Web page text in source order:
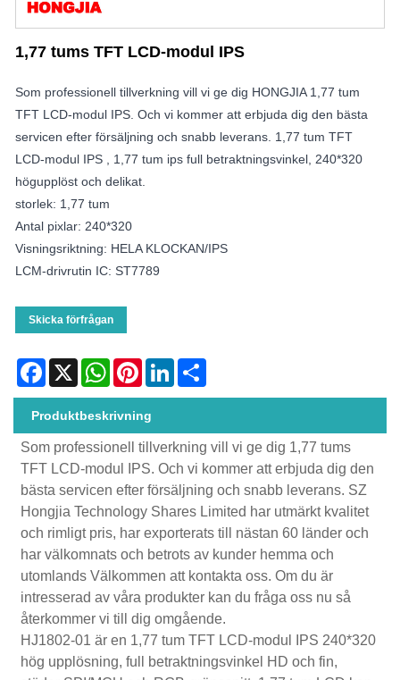
1,77 tums TFT LCD-modul IPS
Som professionell tillverkning vill vi ge dig HONGJIA 1,77 tum
TFT LCD-modul IPS. Och vi kommer att erbjuda dig den bästa
servicen efter försäljning och snabb leverans. 1,77 tum TFT
LCD-modul IPS , 1,77 tum ips full betraktningsvinkel, 240*320
högupplöst och delikat.
storlek: 1,77 tum
Antal pixlar: 240*320
Visningsriktning: HELA KLOCKAN/IPS
LCM-drivrutin IC: ST7789
Skicka förfrågan
Facebook
X WhatsAppPinterestLinkedIn
Produktbeskrivning
Som professionell tillverkning vill vi ge dig 1,77 tums
TFT LCD-modul IPS. Och vi kommer att erbjuda dig den
bästa servicen efter försäljning och snabb leverans. SZ
Hongjia Technology Shares Limited har utmärkt kvalitet
och rimligt pris, har exporterats till nästan 60 länder och
har välkomnats och betrots av kunder hemma och
utomlands Välkommen att kontakta oss. Om du är
intresserad av våra produkter kan du fråga oss nu så
återkommer vi till dig omgående.
HJ1802-01 är en 1,77 tum TFT LCD-modul IPS 240*320
hög upplösning, full betraktningsvinkel HD och fin,